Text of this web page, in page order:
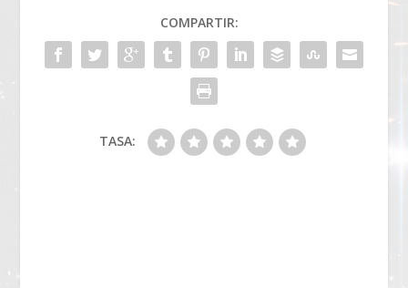
COMPARTIR:
TASA: